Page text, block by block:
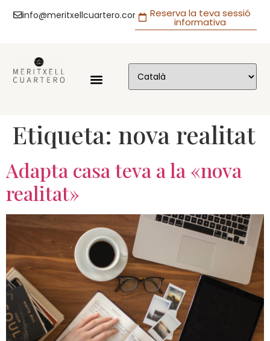
info@meritxellcuartero.com Reserva la teva sessió
informativa
Etiqueta: nova realitat
Adapta casa teva a la «nova
realitat»